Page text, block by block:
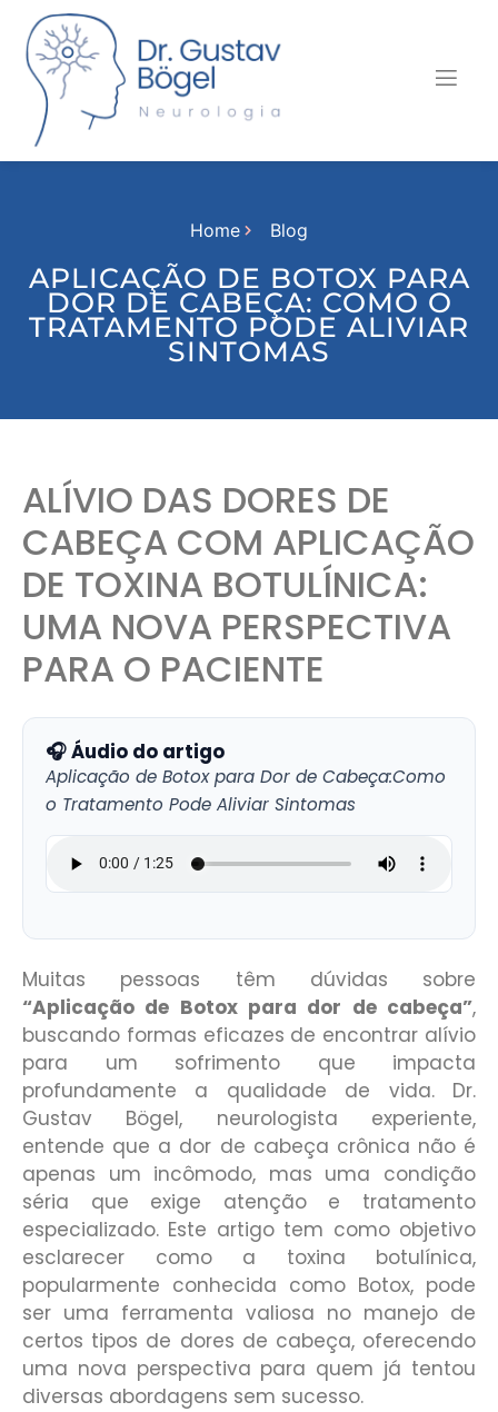
Home Blog
APLICAÇÃO DE BOTOX PARA
DOR DE CABEÇA: COMO O
TRATAMENTO PODE ALIVIAR
SINTOMAS
ALÍVIO DAS DORES DE
CABEÇA COM APLICAÇÃO
DE TOXINA BOTULÍNICA:
UMA NOVA PERSPECTIVA
PARA O PACIENTE
🎧 Áudio do artigo
Aplicação de Botox para Dor de Cabeça:Como
o Tratamento Pode Aliviar Sintomas
Muitas pessoas têm dúvidas sobre
“Aplicação de Botox para dor de cabeça”,
buscando formas eficazes de encontrar alívio
para um sofrimento que impacta
profundamente a qualidade de vida. Dr.
Gustav Bögel, neurologista experiente,
entende que a dor de cabeça crônica não é
apenas um incômodo, mas uma condição
séria que exige atenção e tratamento
especializado. Este artigo tem como objetivo
esclarecer como a toxina botulínica,
popularmente conhecida como Botox, pode
ser uma ferramenta valiosa no manejo de
certos tipos de dores de cabeça, oferecendo
uma nova perspectiva para quem já tentou
diversas abordagens sem sucesso.